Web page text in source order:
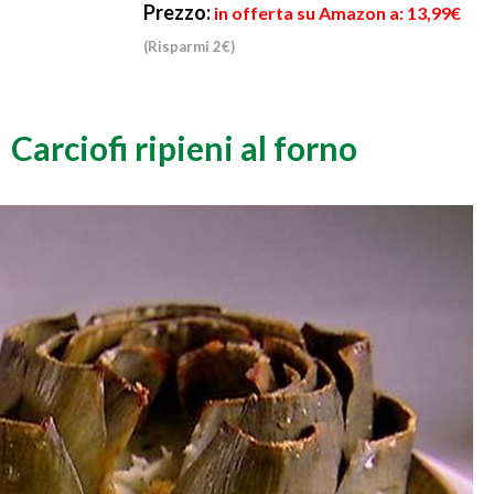
Prezzo: in offerta su Amazon a: 13,99€
(Risparmi 2€)
Carciofi ripieni al forno